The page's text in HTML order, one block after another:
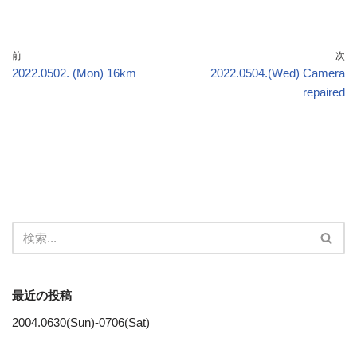
前
2022.0502. (Mon) 16km
次
2022.0504.(Wed) Camera
repaired
最近の投稿
2004.0630(Sun)-0706(Sat)